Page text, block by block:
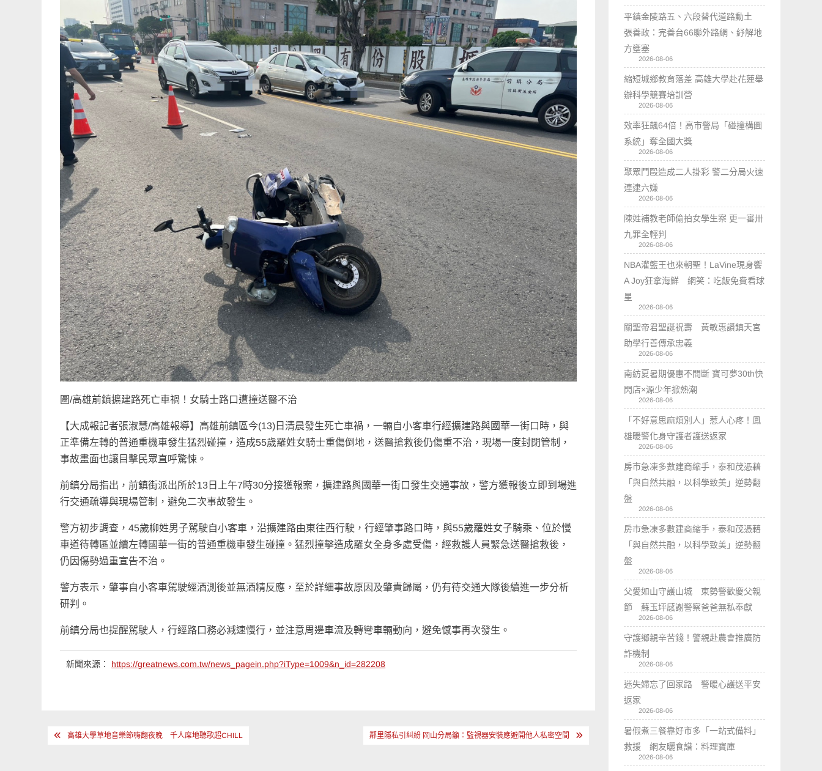
圖/高雄前鎮擴建路死亡車禍！女騎士路口遭撞送醫不治
【大成報記者張淑慧/高雄報導】高雄前鎮區今(13)日清晨發生死亡車禍，一輛自小客車行經擴建路與國華一街口時，與
正準備左轉的普通重機車發生猛烈碰撞，造成55歲羅姓女騎士重傷倒地，送醫搶救後仍傷重不治，現場一度封閉管制，
事故畫面也讓目擊民眾直呼驚悚。
前鎮分局指出，前鎮街派出所於13日上午7時30分接獲報案，擴建路與國華一街口發生交通事故，警方獲報後立即到場進
行交通疏導與現場管制，避免二次事故發生。
警方初步調查，45歲柳姓男子駕駛自小客車，沿擴建路由東往西行駛，行經肇事路口時，與55歲羅姓女子騎乘、位於慢
車道待轉區並續左轉國華一街的普通重機車發生碰撞。猛烈撞擊造成羅女全身多處受傷，經救護人員緊急送醫搶救後，
仍因傷勢過重宣告不治。
警方表示，肇事自小客車駕駛經酒測後並無酒精反應，至於詳細事故原因及肇責歸屬，仍有待交通大隊後續進一步分析
研判。
前鎮分局也提醒駕駛人，行經路口務必減速慢行，並注意周邊車流及轉彎車輛動向，避免憾事再次發生。
新聞來源： https://greatnews.com.tw/news_pagein.php?iType=1009&n_id=282208
文 高雄大學草地音樂節嗨翻夜晚 千人席地聽歌超CHILL 鄰里隱私引糾紛 岡山分局籲：監視器安裝應避開他人私密空間
平鎮金陵路五、六段替代道路動土
張善政：完善台66聯外路網、紓解地
方壅塞
2026-08-06
縮短城鄉教育落差 高雄大學赴花蓮舉
辦科學競賽培訓營
2026-08-06
效率狂飆64倍！高市警局「碰撞構圖
系統」奪全國大獎
2026-08-06
聚眾鬥毆造成二人掛彩 警二分局火速
連逮六嫌
2026-08-06
陳姓補教老師偷拍女學生案 更一審卅
九罪全輕判
2026-08-06
NBA灌籃王也來朝聖！LaVine現身饗
A Joy狂拿海鮮 網笑：吃飯免費看球
星
2026-08-06
關聖帝君聖誕祝壽 黃敏惠讚鎮天宮
助學行善傳承忠義
2026-08-06
南紡夏暑期優惠不間斷 寶可夢30th快
閃店×源少年掀熱潮
2026-08-06
「不好意思麻煩別人」惹人心疼！鳳
雄暖警化身守護者護送返家
2026-08-06
房市急凍多數建商縮手，泰和茂憑藉
「與自然共融，以科學致美」逆勢翻
盤
2026-08-06
房市急凍多數建商縮手，泰和茂憑藉
「與自然共融，以科學致美」逆勢翻
盤
2026-08-06
父愛如山守護山城 東勢警歡慶父親
節 蘇玉坪感謝警察爸爸無私奉獻
2026-08-06
守護鄉親辛苦錢！警親赴農會推廣防
詐機制
2026-08-06
迷失婦忘了回家路 警暖心護送平安
返家
2026-08-06
暑假煮三餐靠好市多「一站式備料」
救援 網友曬食譜：料理寶庫
2026-08-06